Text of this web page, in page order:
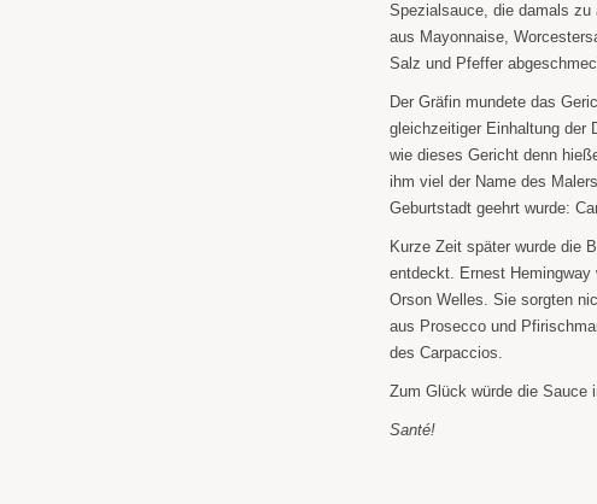
Spezialsauce, die damals zu
aus Mayonnaise,
Salz und Pfeffer
Der Gräfin mundete das
gleichzeitiger Einhaltung der
wie dieses Gericht denn
ihm viel der Name des
Geburtstadt geehrt wurde:
Kurze Zeit später wurde die
entdeckt. Ernest Hemingway
Orson Welles. Sie sorgten
aus Prosecco und
des Carpaccios.
Zum Glück würde die Sauce
Santé!